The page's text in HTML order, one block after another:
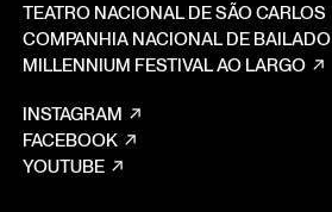
TEATRO NACIONAL DE SÃO CARLOS
COMPANHIA NACIONAL DE BAILADO
MILLENNIUM FESTIVAL AO LARGO
INSTAGRAM
FACEBOOK
YOUTUBE